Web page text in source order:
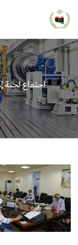
اجتماع لجنة